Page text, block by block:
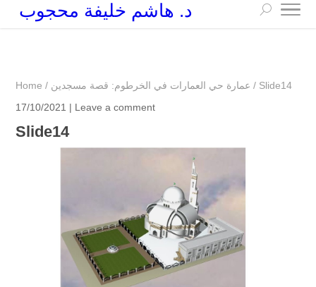
د. هاشم خليفة محجوب
Home / عمارة حي العمارات في الخرطوم: قصة مسجدين / Slide14
17/10/2021 | Leave a comment
Slide14